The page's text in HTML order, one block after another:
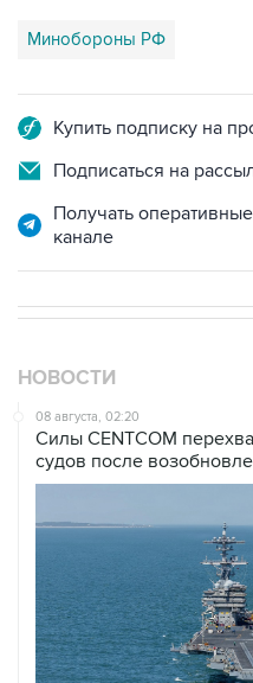
Минобороны РФ
Купить подписку на
Подписаться на
Получать
канале
НОВОСТИ
08 августа, 02:20
Силы CENTCOM
судов после